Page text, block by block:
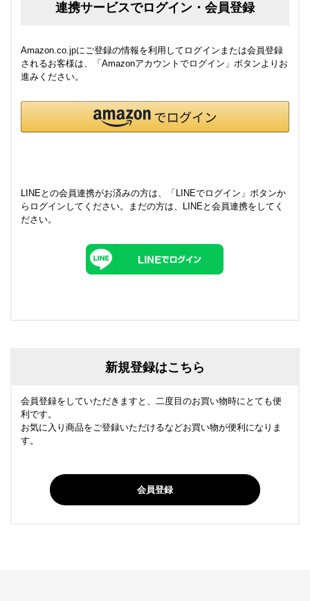
連携サービスでログイン・会員登録
Amazon.co.jpにご登録の情報を利用してログインまたは会員登録
されるお客様は、「Amazonアカウントでログイン」ボタンよりお
進みください。
LINEとの会員連携がお済みの方は、「LINEでログイン」ボタンか
らログインしてください。まだの方は、
LINEと会員連携をしてく
ださい。
新規登録はこちら
会員登録をしていただきますと、二度目のお買い物時にとても便
利です。
お気に入り商品をご登録いただけるなどお買い物が便利になりま
す。
会員登録